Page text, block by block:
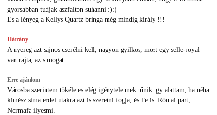
gyorsabban tudjak aszfalton suhanni :):)
És a lényeg a Kellys Quartz bringa még mindig király !!!
Hátrány
A nyereg azt sajnos cserélni kell, nagyon gyilkos, most egy selle-royal
van rajta, az simogat.
Erre ajánlom
Városba szerintem tökéletes elég igénytelennek tűnik igy alattam, ha néha
kimész sima erdei utakra azt is szeretni fogja, és Te is. Római part,
Normafa ilyesmi.